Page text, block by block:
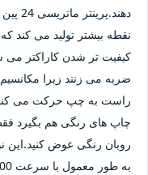
نقطه بیشتر تولید می کند
کیفیت تر شدن کاراکتر می
ضربه می زنند زیرا
راست به چپ حرکت می
چاپ های رنگی هم بگیرد
روبان رنگی عوض کنید.این